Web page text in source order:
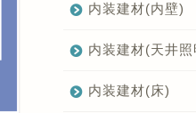
内装建材(内壁)
内装建材(天井照
内装建材(床)